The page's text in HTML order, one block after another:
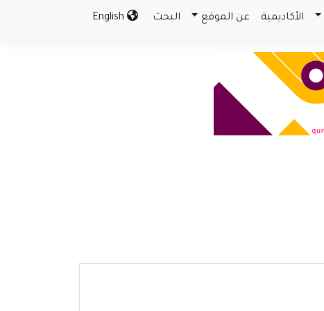
الأكاديمية عن الموقع البحث